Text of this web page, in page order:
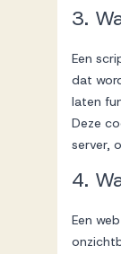
Werken bij AV
Voor
Inspiratie
3.
Een
dat
laten
Deze
server,
4.
Een